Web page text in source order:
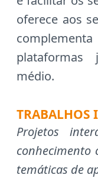
oferece aos
médio.
TRABALHOS
Projetos
conhecimento
temáticas de